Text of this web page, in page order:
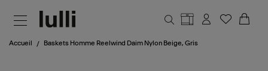
Accueil Baskets Homme Reelwind Daim Nylon Beige, Gris